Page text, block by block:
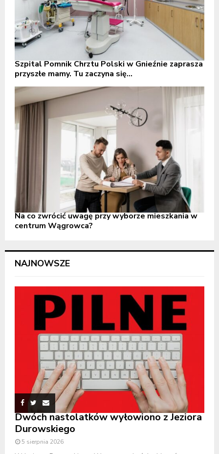
Szpital Pomnik Chrztu Polski w Gnieźnie zaprasza
przyszłe mamy. Tu zaczyna się...
Na co zwrócić uwagę przy wyborze mieszkania w
centrum Wągrowca?
NAJNOWSZE
Dwóch nastolatków wyłowiono z Jeziora
Durowskiego
5 sierpnia 2026